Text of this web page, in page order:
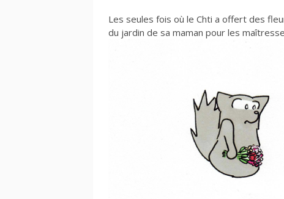
Les seules fois où le Chti a offert des
du jardin de sa maman pour les